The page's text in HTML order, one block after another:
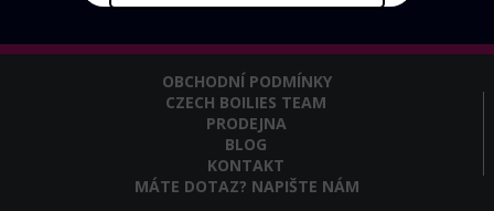
OBCHODNÍ PODMÍNKY
CZECH BOILIES TEAM
PRODEJNA
BLOG
KONTAKT
MÁTE DOTAZ? NAPIŠTE NÁM